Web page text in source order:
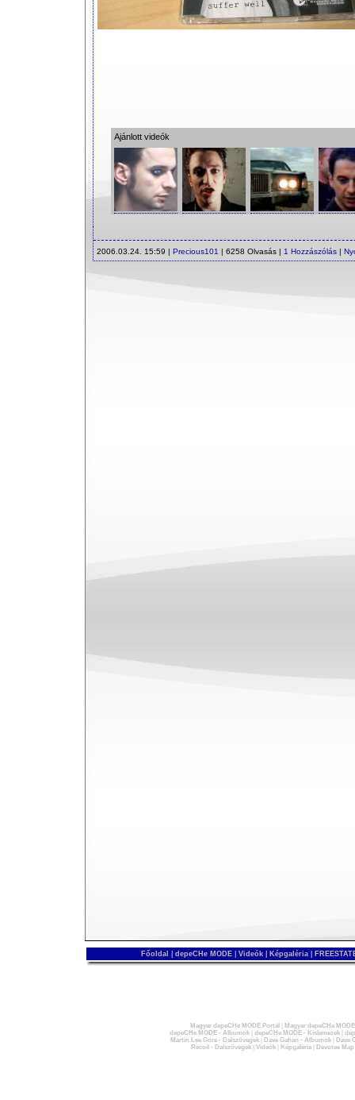
Ajánlott videók
2006.03.24. 15:59 | Precious101 | 6258 Olvasás | 1 Hozzászólás |
Főoldal depeCHe MODE Videók Képgaléria
Magyar depeCHe MODE Portál
Magyar depeCHe
depeCHe MODE - Albumok| depeCHe MODE - Kislemezek|
Martin Lee Gore - Dalszövegek| Dave Gahan - Albumok|
Dave
Recoil - Dalszövegek| Videók| Képgaléria| Devotee Map